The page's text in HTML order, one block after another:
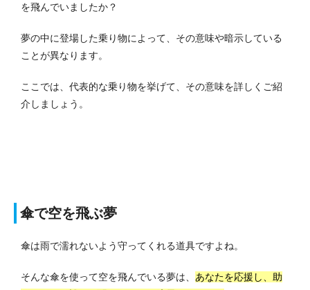
を飛んでいましたか？
夢の中に登場した乗り物によって、その意味や暗示している
ことが異なります。
ここでは、代表的な乗り物を挙げて、その意味を詳しくご紹
介しましょう。
傘で空を飛ぶ夢
傘は雨で濡れないよう守ってくれる道具ですよね。
そんな傘を使って空を飛んでいる夢は、 あなたを応援し、助